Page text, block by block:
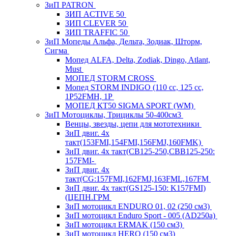
ЗиП PATRON
ЗИП ACTIVE 50
ЗИП CLEVER 50
ЗИП TRAFFIC 50
ЗиП Мопеды Альфа, Дельта, Зодиак, Шторм,
Сигма
Мопед ALFA, Delta, Zodiak, Dingo, Atlant,
Must
МОПЕД STORM CROSS
Мопед STORM INDIGO (110 сс, 125 cc,
1P52FMH, 1P
МОПЕД КТ50 SIGMA SPORT (WM)
ЗиП Мотоциклы, Трициклы 50-400см3
Венцы, звезды, цепи для мототехники
ЗиП двиг. 4х
такт(153FMI,154FMI,156FMJ,160FMK)
ЗиП двиг. 4х такт(CB125-250,CBB125-250:
157FMI-
ЗиП двиг. 4х
такт(CG:157FMI,162FMJ,163FML,167FM
ЗиП двиг. 4х такт(GS125-150: K157FMI)
(ЦЕПН.ГРМ
ЗиП мотоцикл ENDURO 01, 02 (250 см3)
ЗиП мотоцикл Enduro Sport - 005 (AD250a)
ЗиП мотоцикл ERMAK (150 см3)
ЗиП мотоцикл HERO (150 см3)